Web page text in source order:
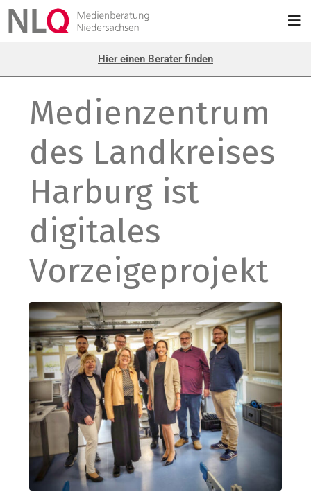
Hier einen Berater finden
Medienzentrum
des Landkreises
Harburg ist
digitales
Vorzeigeprojekt